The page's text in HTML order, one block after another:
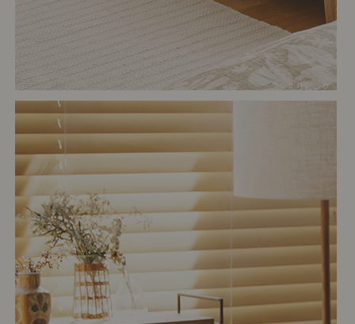
# リビング